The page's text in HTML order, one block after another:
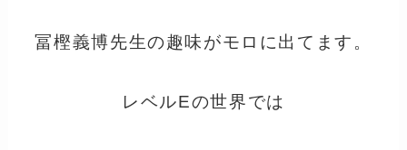
冨樫義博先生の趣味がモロに出てます。
レベルEの世界では